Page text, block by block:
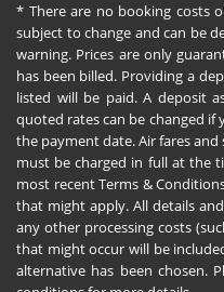
* There are no booking costs
subject to change and can be
warning. Prices are only
has been billed. Providing a
listed will be paid. A deposit
quoted rates can be changed
the payment date. Air fares and
must be charged in full at the
most recent Terms &
that might apply. All details
any other processing costs
that might occur will be
alternative has been chosen.